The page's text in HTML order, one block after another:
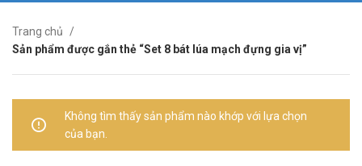
Trang chủ
Sản phẩm được gắn thẻ “Set 8 bát lúa mạch đựng gia vị”
Không tìm thấy sản phẩm nào khớp với lựa chọn
của bạn.